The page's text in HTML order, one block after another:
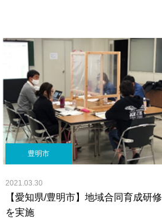
豊明市
2021.03.30
【愛知県/豊明市】地域合同育成研修
を実施